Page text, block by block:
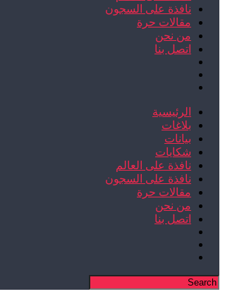
نافذة على السجون
مقالات حرة
من نحن
اتصل بنا
الرئيسية
بلاغات
بيانات
شكايات
نافذة على العالم
نافذة على السجون
مقالات حرة
من نحن
اتصل بنا